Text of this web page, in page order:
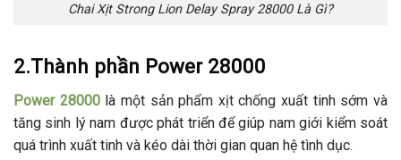
Chai Xịt Strong Lion Delay Spray 28000 Là Gì?
2.Thành phần Power 28000
Power 28000là một sản phẩm xịt chống xuất tinh sớm và
tăng sinh lý nam được phát triển để giúp nam giới kiểm soát
quá trình xuất tinh và kéo dài thời gian quan hệ tình dục.